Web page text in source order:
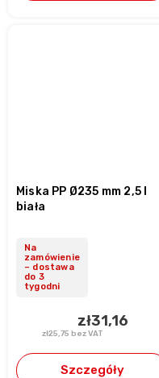
Miska PP Ø235 mm 2,5 l
biała
Na
zamówienie
– dostawa
do 3
tygodni
zł25,75 bez VAT
zł31,16
Szczegóły